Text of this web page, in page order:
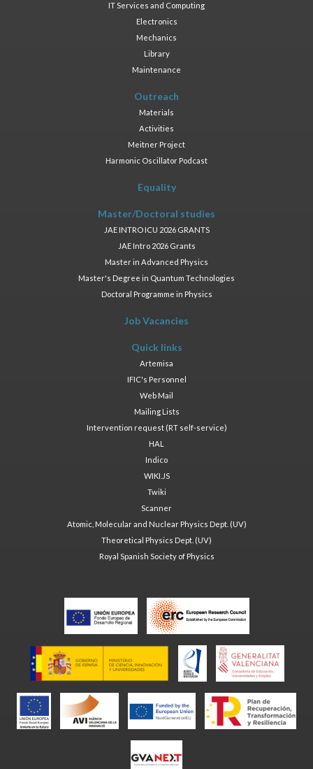
IT Services and Computing
Electronics
Mechanics
Library
Maintenance
Outreach
Materials
Activities
Meitner Project
Harmonic Oscillator Podcast
Equality
Master/Doctoral studies
JAE INTRO ICU 2026 GRANTS
JAE Intro 2026 Grants
Master in Advanced Physics
Master's Degree in Quantum Technologies
Doctoral Programme in Physics
Job Vacancies
Quick links
Artemisa
IFIC's Personnel
Web Mail
Mailing Lists
Intervention request (RT self-service)
HAL
Indico
WIKI.JS
Twiki
Scanner
Atomic, Molecular and Nuclear Physics Dept. (UV)
Theoretical Physics Dept. (UV)
Royal Spanish Society of Physics